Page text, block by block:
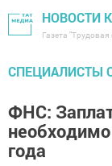
НОВОСТИ
Газета
СПЕЦИАЛИСТЫ
ФНС:
года